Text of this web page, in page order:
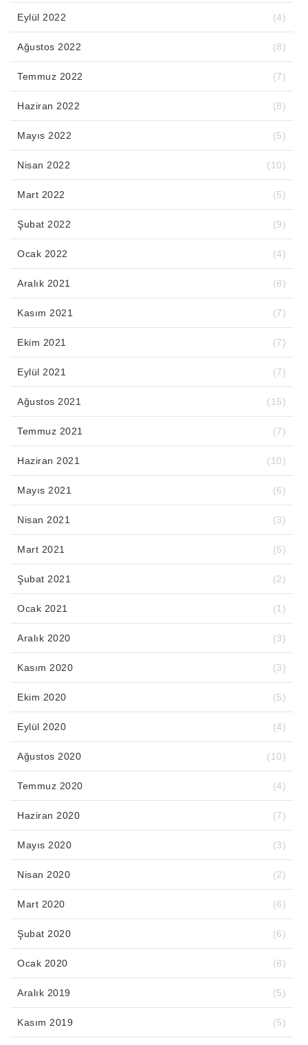
Eylül 2022 (4)
Ağustos 2022 (8)
Temmuz 2022 (7)
Haziran 2022 (8)
Mayıs 2022 (5)
Nisan 2022 (10)
Mart 2022 (5)
Şubat 2022 (9)
Ocak 2022 (4)
Aralık 2021 (8)
Kasım 2021 (7)
Ekim 2021 (7)
Eylül 2021 (7)
Ağustos 2021 (15)
Temmuz 2021 (7)
Haziran 2021 (10)
Mayıs 2021 (6)
Nisan 2021 (3)
Mart 2021 (5)
Şubat 2021 (2)
Ocak 2021 (1)
Aralık 2020 (3)
Kasım 2020 (3)
Ekim 2020 (5)
Eylül 2020 (4)
Ağustos 2020 (10)
Temmuz 2020 (4)
Haziran 2020 (7)
Mayıs 2020 (3)
Nisan 2020 (2)
Mart 2020 (6)
Şubat 2020 (6)
Ocak 2020 (8)
Aralık 2019 (5)
Kasım 2019 (5)